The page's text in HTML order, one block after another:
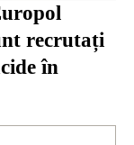
recrutați
în